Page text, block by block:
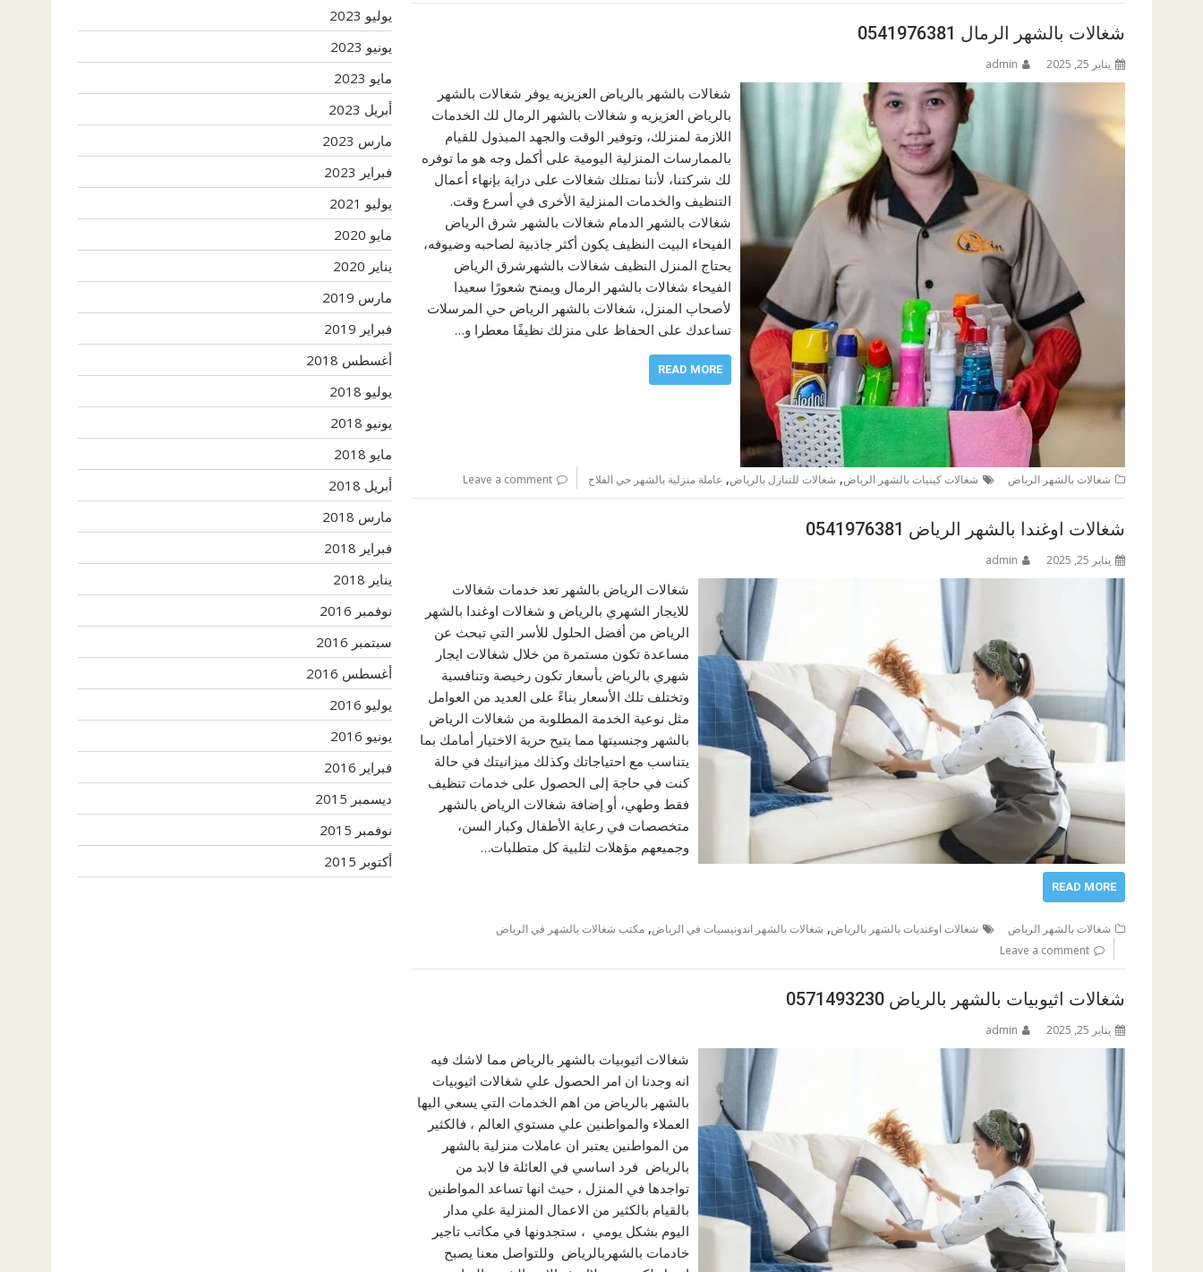
شغالات بالشهر الرمال 0541976381
يناير 25, 2025 admin
شغالات بالشهر بالرياض العزيزيه يوفر شغالات بالشهر
بالرياض العزيزيه و شغالات بالشهر الرمال لك الخدمات
اللازمة لمنزلك، وتوفير الوقت والجهد المبذول للقيام
بالممارسات المنزلية اليومية على أكمل وجه هو ما توفره
لك شركتنا، لأننا نمتلك شغالات على دراية بإنهاء أعمال
التنظيف والخدمات المنزلية الأخرى في أسرع وقت.
شغالات بالشهر الدمام شغالات بالشهر شرق الرياض
الفيحاء البيت النظيف يكون أكثر جاذبية لصاحبه وضيوفه،
يحتاج المنزل النظيف شغالات بالشهرشرق الرياض
الفيحاء شغالات بالشهر الرمال ويمنح شعورًا سعيدا
لأصحاب المنزل، شغالات بالشهر الرياض حي المرسلات
تساعدك على الحفاظ على منزلك نظيفًا معطرا و…
READ MORE
شغالات بالشهر الرياض شغالات كينيات بالشهر الرياض, شغالات للتنازل بالرياض, عاملة منزلية بالشهر حي الفلاح Leave a comment
شغالات اوغندا بالشهر الرياض 0541976381
يناير 25, 2025 admin
شغالات الرياض بالشهر تعد خدمات شغالات
للايجار الشهري بالرياض و شغالات اوغندا بالشهر
الرياض من أفضل الحلول للأسر التي تبحث عن
مساعدة تكون مستمرة من خلال شغالات ايجار
شهري بالرياض بأسعار تكون رخيصة وتنافسية
وتختلف تلك الأسعار بناءً على العديد من العوامل
مثل نوعية الخدمة المطلوبة من شغالات الرياض
بالشهر وجنسيتها مما يتيح حرية الاختيار أمامك بما
يتناسب مع احتياجاتك وكذلك ميزانيتك في حالة
كنت في حاجة إلى الحصول على خدمات تنظيف
فقط وطهي، أو إضافة شغالات الرياض بالشهر
متخصصات في رعاية الأطفال وكبار السن،
وجميعهم مؤهلات لتلبية كل متطلبات…
READ MORE
شغالات بالشهر الرياض شغالات اوغنديات بالشهر بالرياض, شغالات بالشهر اندونيسيات في الرياض, مكتب شغالات بالشهر في الرياض
Leave a comment
شغالات اثيوبيات بالشهر بالرياض 0571493230
يناير 25, 2025 admin
شغالات اثيوبيات بالشهر بالرياض مما لاشك فيه
انه وجدنا ان امر الحصول علي شغالات اثيوبيات
بالشهر بالرياض من اهم الخدمات التي يسعي اليها
العملاء والمواطنين علي مستوي العالم ، فالكثير
من المواطنين يعتبر ان عاملات منزلية بالشهر
بالرياض فرد اساسي في العائلة فا لابد من
تواجدها في المنزل ، حيث انها تساعد المواطنين
بالقيام بالكثير من الاعمال المنزلية علي مدار
اليوم بشكل يومي ، ستجدونها في مكاتب تاجير
خادمات بالشهربالرياض وللتواصل معنا يصبح
يوليو 2023
يونيو 2023
مايو 2023
أبريل 2023
مارس 2023
فبراير 2023
يوليو 2021
مايو 2020
يناير 2020
مارس 2019
فبراير 2019
أغسطس 2018
يوليو 2018
يونيو 2018
مايو 2018
أبريل 2018
مارس 2018
فبراير 2018
يناير 2018
نوفمبر 2016
سبتمبر 2016
أغسطس 2016
يوليو 2016
يونيو 2016
فبراير 2016
ديسمبر 2015
نوفمبر 2015
أكتوبر 2015